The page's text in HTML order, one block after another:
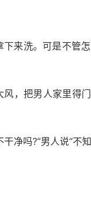
来洗。可是不管
，把男人家里得
净吗?”男人说“不